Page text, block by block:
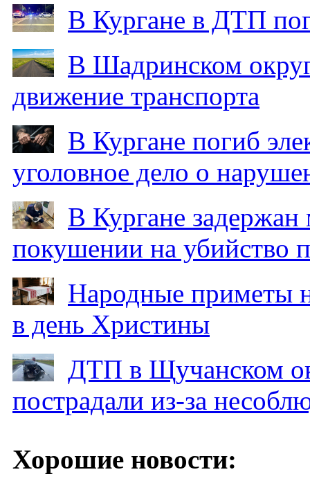
В Кургане в ДТП
В Шадринском
движение транспорта
В Кургане погиб
уголовное дело о
В Кургане
покушении на убийство
Народные приметы
в день Христины
ДТП в Щучанском
пострадали из-за
Хорошие новости: